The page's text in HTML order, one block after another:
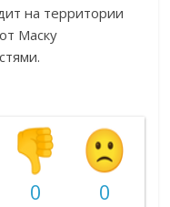
на территории
Маску
0 0